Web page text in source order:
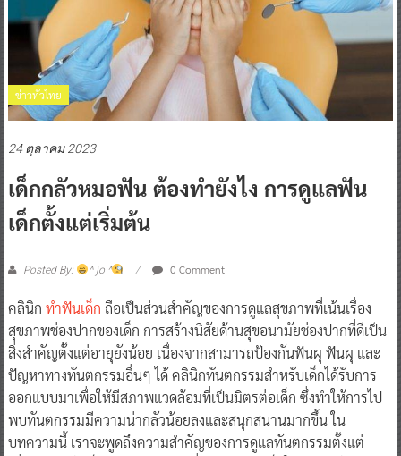
ข่าวทั่วไทย
24 ตุลาคม 2023
เด็กกลัวหมอฟัน ต้องทำยังไง การดูแลฟัน
เด็กตั้งแต่เริ่มต้น
Posted By: ^ jo ^ 0 Comment
คลินิก ทำฟันเด็ก ถือเป็นส่วนสำคัญของการดูแลสุขภาพที่เน้นเรื่อง
สุขภาพช่องปากของเด็ก การสร้างนิสัยด้านสุขอนามัยช่องปากที่ดีเป็น
สิ่งสำคัญตั้งแต่อายุยังน้อย เนื่องจากสามารถป้องกันฟันผุ ฟันผุ และ
ปัญหาทางทันตกรรมอื่นๆ ได้ คลินิกทันตกรรมสำหรับเด็กได้รับการ
ออกแบบมาเพื่อให้มีสภาพแวดล้อมที่เป็นมิตรต่อเด็ก ซึ่งทำให้การไป
พบทันตกรรมมีความน่ากลัวน้อยลงและสนุกสนานมากขึ้น ใน
บทความนี้ เราจะพูดถึงความสำคัญของการดูแลทันตกรรมตั้งแต่